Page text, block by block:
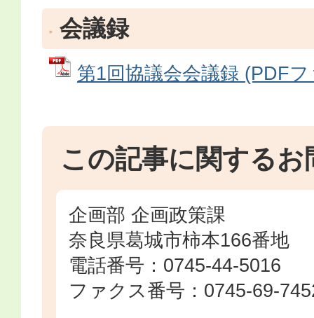
会議録
第1回協議会会議録 (PDF
この記事に関するお
企画部 企画政策課
奈良県葛城市柿本166番地
電話番号：0745-44-5016
ファクス番号：0745-69-